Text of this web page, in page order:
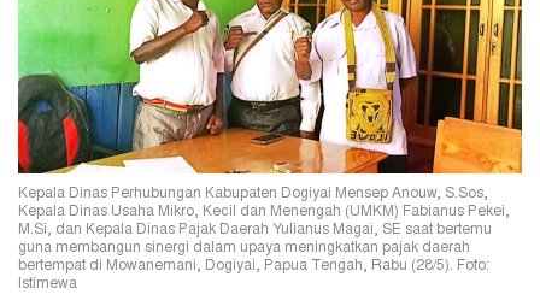
Kepala Dinas Perhubungan Kabupaten Dogiyai Mensep Anouw, S.Sos,
Kepala Dinas Usaha Mikro, Kecil dan Menengah (UMKM) Fabianus Pekei,
M.Si, dan Kepala Dinas Pajak Daerah Yulianus Magai, SE saat bertemu
guna membangun sinergi dalam upaya meningkatkan pajak daerah
bertempat di Mowanemani, Dogiyai, Papua Tengah, Rabu (28/5). Foto:
Istimewa